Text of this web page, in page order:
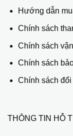
Hướng dẫn
Chính sách
Chính sách
Chính sách
Chính sách
THÔNG TIN HỖ